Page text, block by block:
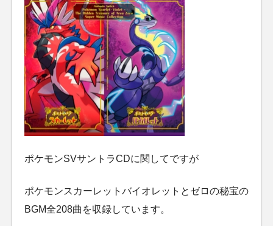
ポケモンSVサントラCDに関してですが
ポケモンスカーレットバイオレットとゼロの秘宝の
BGM全208曲を収録しています。